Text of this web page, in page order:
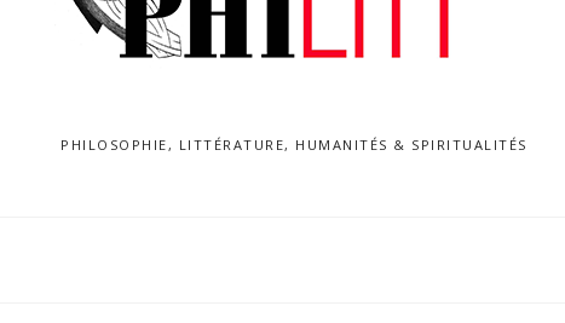
PHILOSOPHIE, LITTÉRATURE, HUMANITÉS & SPIRITUALITÉS